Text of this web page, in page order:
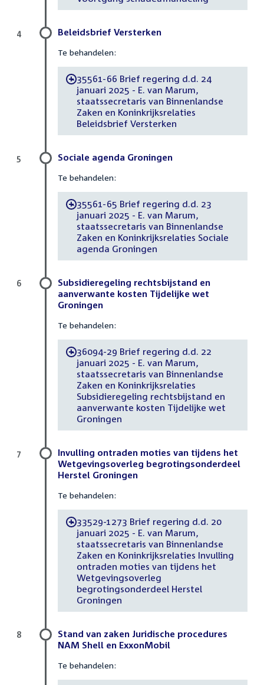
Beleidsbrief Versterken
Te behandelen:
-35561-66 Brief regering d.d. 24
januari 2025 - E. van Marum,
staatssecretaris van Binnenlandse
Zaken en Koninkrijksrelaties
Beleidsbrief Versterken
4
Sociale agenda Groningen
Te behandelen:
-35561-65 Brief regering d.d. 23
januari 2025 - E. van Marum,
staatssecretaris van Binnenlandse
Zaken en Koninkrijksrelaties Sociale
agenda Groningen
5
Subsidieregeling rechtsbijstand en
aanverwante kosten Tijdelijke wet
Groningen
Te behandelen:
-36094-29 Brief regering d.d. 22
januari 2025 - E. van Marum,
staatssecretaris van Binnenlandse
Zaken en Koninkrijksrelaties
Subsidieregeling rechtsbijstand en
aanverwante kosten Tijdelijke wet
Groningen
6
Invulling ontraden moties van tijdens het
Wetgevingsoverleg begrotingsonderdeel
Herstel Groningen
Te behandelen:
-33529-1273 Brief regering d.d. 20
januari 2025 - E. van Marum,
staatssecretaris van Binnenlandse
Zaken en Koninkrijksrelaties Invulling
ontraden moties van tijdens het
Wetgevingsoverleg
begrotingsonderdeel Herstel
Groningen
7
Stand van zaken Juridische procedures
NAM Shell en ExxonMobil
Te behandelen:
8